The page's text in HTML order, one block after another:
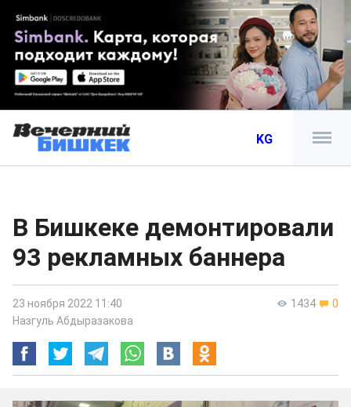
KG
В Бишкеке демонтировали
93 рекламных баннера
1434 0
23 ноября 2022 11:40
Назгуль Абдыразакова